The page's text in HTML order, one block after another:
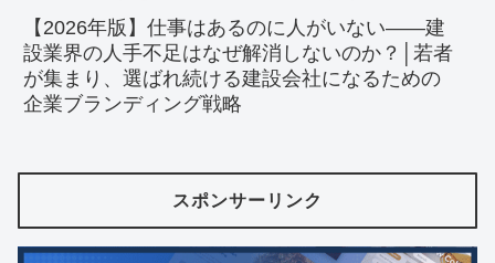
【2026年版】仕事はあるのに人がいない――建
設業界の人手不足はなぜ解消しないのか？│若者
が集まり、選ばれ続ける建設会社になるための
企業ブランディング戦略
スポンサーリンク